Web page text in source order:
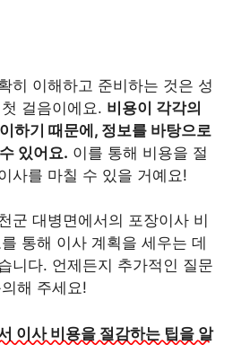
히 이해하고 준비하는 것은 성
걸음이에요. 비용이 각각의
하기 때문에, 정보를 바탕으로
있어요. 이를 통해 비용을 절
사를 마칠 수 있을 거예요!
군 대병면에서의 포장이사 비
통해 이사 계획을 세우는 데
니다. 언제든지 추가적인 질문
해 주세요!
이사 비용을 절감하는 팁을 알